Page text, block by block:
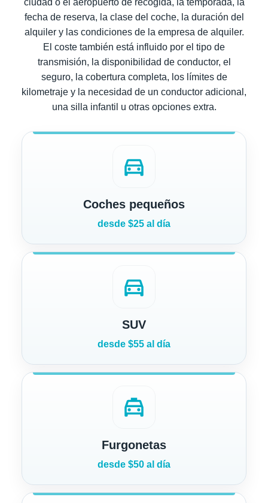
fecha de reserva, la clase del coche, la duración del
alquiler y las condiciones de la empresa de alquiler.
El coste también está influido por el tipo de
transmisión, la disponibilidad de conductor, el
seguro, la cobertura completa, los límites de
kilometraje y la necesidad de un conductor adicional,
una silla infantil u otras opciones extra.
directions_car
Coches pequeños
desde $25 al día
directions_car
SUV
desde $55 al día
local_taxi
Furgonetas
desde $50 al día